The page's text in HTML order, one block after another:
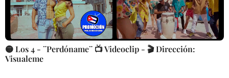
🟡 Los 4 - ¨Perdóname¨ 📺 Videoclip - 🎬 Dirección:
Visualeme